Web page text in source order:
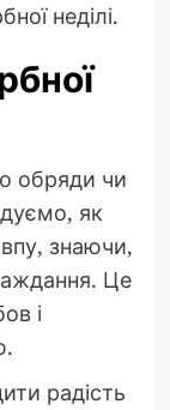
неділі.
обряди чи
як
знаючи,
Це
і
радість